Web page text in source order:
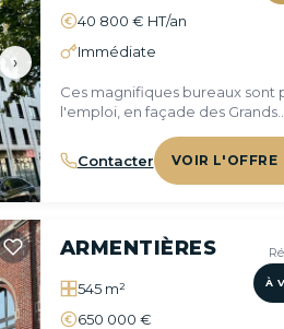
›
40 800 € HT/an
Immédiate
Ces magnifiques bureaux sont
l'emploi, en façade des Grands
Contacter
VOIR L'OFFRE
À
ARMENTIÈRES
545 m²
650 000 €